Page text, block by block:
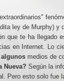
ley de Murphy) y
que te ha llegado
en Internet. Lo
algunos medios de
Nueva? Según la
Pero esto solo fue